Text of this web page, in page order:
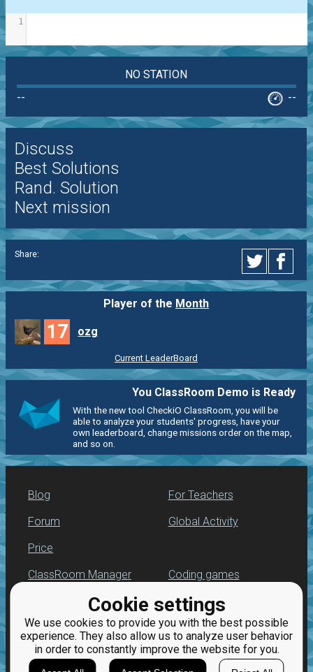
Cookie settings
We use cookies to provide you with the best possible
experience. They also allow us to analyze user behavior
in order to constantly improve the website for you.
1
NO STATION
--
--
Discuss
Best Solutions
Rand. Solution
Next mission
Share:
Player of the Month
17 ozg
Current LeaderBoard
You ClassRoom Demo is Ready
With the new tool CheckiO ClassRoom, you will be
able to analyze your students' progress, have your
own leaderboard, change missions order on the map,
and so on.
Blog
Forum
Price
For Teachers
Global Activity
ClassRoom Manager
Leaderboard
Jobs
Coding games
Python programming
for beginners